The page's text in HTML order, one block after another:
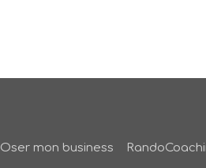
Oser mon business